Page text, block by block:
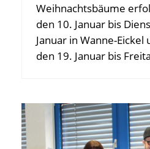
Weihnachtsbäume
den 10. Januar bis
Januar in Wanne-
den 19. Januar bis